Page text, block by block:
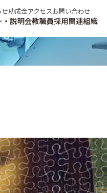
・説明会教職員採用関連組織
せ助成金アクセスお問い合わせ